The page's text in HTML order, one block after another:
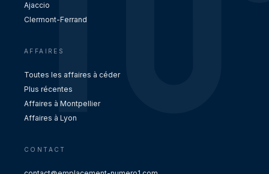
Ajaccio
Clermont-Ferrand
AFFAIRES
Toutes les affaires à céder
Plus récentes
Affaires à Montpellier
Affaires à Lyon
CONTACT